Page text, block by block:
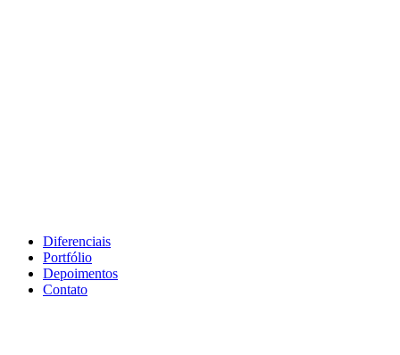
Diferenciais
Portfólio
Depoimentos
Contato